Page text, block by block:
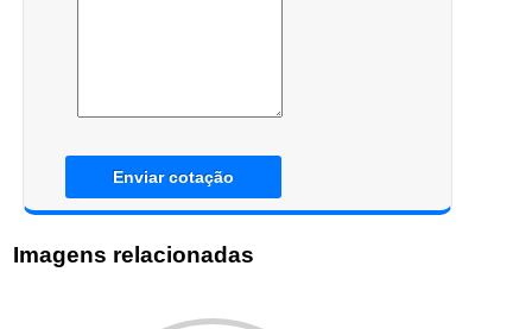
Enviar cotação
Imagens relacionadas